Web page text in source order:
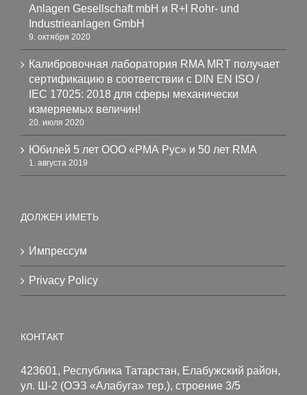
Anlagen Gesellschaft mbH и R+I Rohr- und
Industrieanlagen GmbH
9. октября 2020
Калибровочная лаборатория RMA MRT получает
сертификацию в соответствии с DIN EN ISO /
IEC 17025: 2018 для сферы механически
измеряемых величин!
20. июля 2020
Юбилей 5 лет ООО «РМА Рус» и 50 лет RMA
1. августа 2019
ДОЛЖЕН ИМЕТЬ
Импрессум
Privacy Policy
КОНТАКТ
423601, Республика Татарстан, Елабужский район,
ул. Ш-2 (ОЭЗ «Алабуга» тер.), строение 3/5